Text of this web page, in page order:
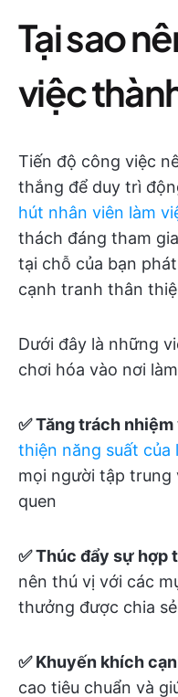
Tại sao
việc
Tiến độ công việc
thắng để duy trì
hút nhân viên làm
thách đáng tham
tại chỗ của bạn
cạnh tranh thân
Dưới đây là những
chơi hóa vào nơi
✅ Tăng trách
thiện năng suất của
mọi người tập trung
quen
✅ Thúc đẩy sự hợp
nên thú vị với các
thưởng được chia sẻ
✅ Khuyến khích
cao tiêu chuẩn và